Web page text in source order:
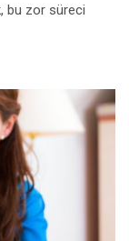
bu zor süreci